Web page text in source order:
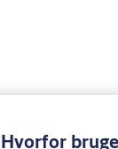
Hvorfor